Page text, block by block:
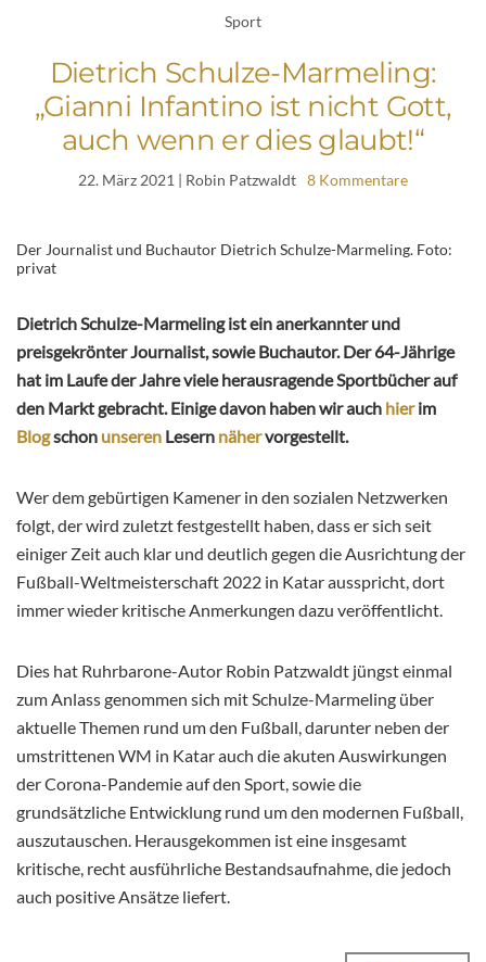
Sport
Dietrich Schulze-Marmeling:
„Gianni Infantino ist nicht Gott,
auch wenn er dies glaubt!“
22. März 2021 | Robin Patzwaldt 8 Kommentare
Der Journalist und Buchautor Dietrich Schulze-Marmeling. Foto:
privat
Dietrich Schulze-Marmeling ist ein anerkannter und
preisgekrönter Journalist, sowie Buchautor. Der 64-Jährige
hat im Laufe der Jahre viele herausragende Sportbücher auf
den Markt gebracht. Einige davon haben wir auch hierim
Blogschon unseren Lesern nähervorgestellt.
Wer dem gebürtigen Kamener in den sozialen Netzwerken
folgt, der wird zuletzt festgestellt haben, dass er sich seit
einiger Zeit auch klar und deutlich gegen die Ausrichtung der
Fußball-Weltmeisterschaft 2022 in Katar ausspricht, dort
immer wieder kritische Anmerkungen dazu veröffentlicht.
Dies hat Ruhrbarone-Autor Robin Patzwaldt jüngst einmal
zum Anlass genommen sich mit Schulze-Marmeling über
aktuelle Themen rund um den Fußball, darunter neben der
umstrittenen WM in Katar auch die akuten Auswirkungen
der Corona-Pandemie auf den Sport, sowie die
grundsätzliche Entwicklung rund um den modernen Fußball,
auszutauschen. Herausgekommen ist eine insgesamt
kritische, recht ausführliche Bestandsaufnahme, die jedoch
auch positive Ansätze liefert.